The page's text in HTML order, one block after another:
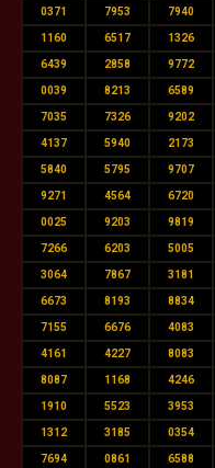
0371 7953 7940
1160 6517 1326
6439 2858 9772
0039 8213 6589
7035 7326 9202
4137 5940 2173
5840 5795 9707
9271 4564 6720
0025 9203 9819
7266 6203 5005
3064 7867 3181
6673 8193 8834
7155 6676 4083
4161 4227 8083
8087 1168 4246
1910 5523 3953
1312 3185 0354
7694 0861 6588